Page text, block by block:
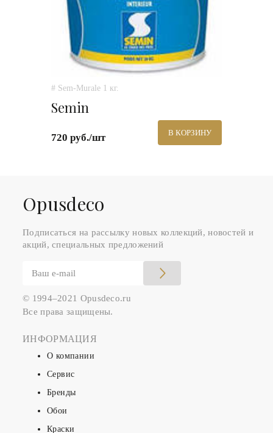
# Sem-Murale 1 кг.
Semin
720 руб./шт В КОРЗИНУ
Оpusdeco
Подписаться на рассылку новых коллекций, новостей и
акций, специальных предложений
© 1994–2021 Opusdeco.ru
Все права защищены.
ИНФОРМАЦИЯ
О компании
Сервис
Бренды
Обои
Краски